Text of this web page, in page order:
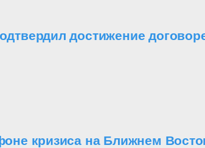
достижение
кризиса на Ближнем